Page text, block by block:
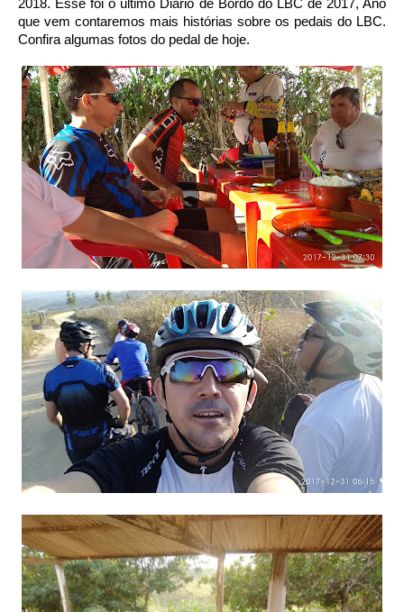
2018. Esse foi o último Diário de Bordo do LBC de 2017, Ano
que vem contaremos mais histórias sobre os pedais do LBC.
Confira algumas fotos do pedal de hoje.